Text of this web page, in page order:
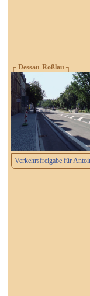
┌ Dessau-Roßlau ┐
Verkehrsfreigabe für